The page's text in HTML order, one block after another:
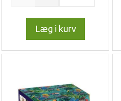
Læg i kurv